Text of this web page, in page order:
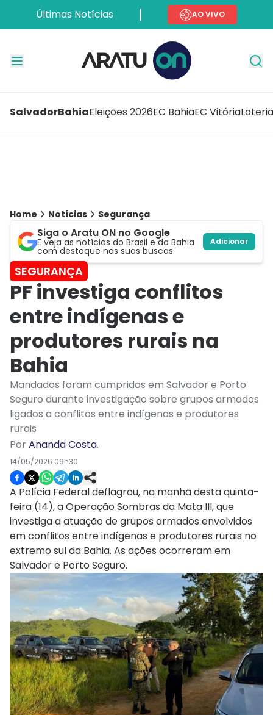
Últimas Notícias AO VIVO
SalvadorBahiaEleições 2026EC BahiaEC Vitória
Home Notícias Segurança
Siga o Aratu ON no Google
E veja as notícias do Brasil e da Bahia
com destaque nas suas buscas.
Adicionar
SEGURANÇA
PF investiga conflitos
entre indígenas e
produtores rurais na
Bahia
Mandados foram cumpridos em Salvador e Porto
Seguro durante investigação sobre grupos armados
ligados a conflitos entre indígenas e produtores
rurais
PorAnanda Costa.
14/05/2026 09h30
A Polícia Federal deflagrou, na manhã desta quinta-
feira (14), a Operação Sombras da Mata III, que
investiga a atuação de grupos armados envolvidos
em conflitos entre indígenas e produtores rurais no
extremo sul da Bahia. As ações ocorreram em
Salvador e Porto Seguro.